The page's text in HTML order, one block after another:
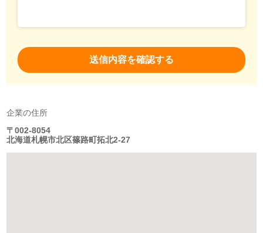
企業の住所
〒002-8054
北海道札幌市北区篠路町拓北2-27